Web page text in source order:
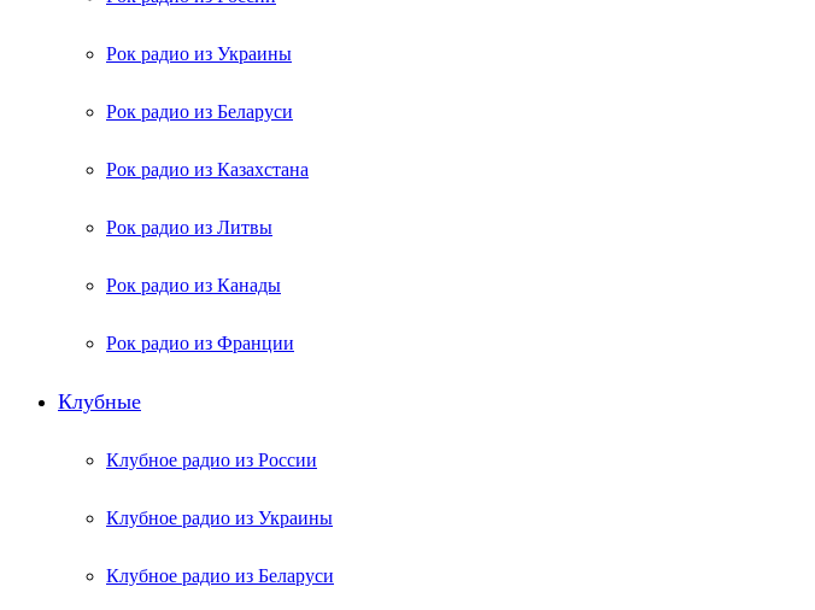
Рок радио из Украины
Рок радио из Беларуси
Рок радио из Казахстана
Рок радио из Литвы
Рок радио из Канады
Рок радио из Франции
Клубные
Клубное радио из России
Клубное радио из Украины
Клубное радио из Беларуси